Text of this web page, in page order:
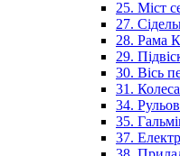
25. Міст
27.
28. Рама
29.
30. Вісь
31.
34.
35.
37.